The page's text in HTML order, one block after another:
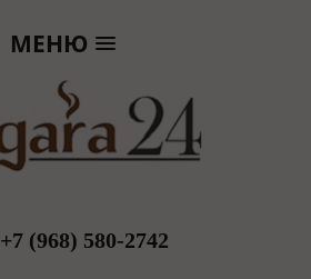
МЕНЮ
+7 (968) 580-2742